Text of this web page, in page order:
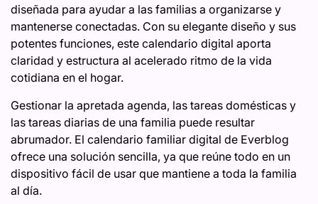
diseñada para ayudar a las familias a organizarse y
mantenerse conectadas. Con su elegante diseño y sus
potentes funciones, este calendario digital aporta
claridad y estructura al acelerado ritmo de la vida
cotidiana en el hogar.
Gestionar la apretada agenda, las tareas domésticas y
las tareas diarias de una familia puede resultar
abrumador. El calendario familiar digital de Everblog
ofrece una solución sencilla, ya que reúne todo en un
dispositivo fácil de usar que mantiene a toda la familia
al día.